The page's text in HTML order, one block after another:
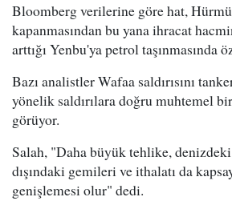
Bloomberg verilerine göre hat,
kapanmasından bu yana ihracat
arttığı Yenbu'ya petrol taşınmasında
Bazı analistler Wafaa saldırısını
yönelik saldırılara doğru muhtemel
görüyor.
Salah, "Daha büyük tehlike,
dışındaki gemileri ve ithalatı da
genişlemesi olur" dedi.